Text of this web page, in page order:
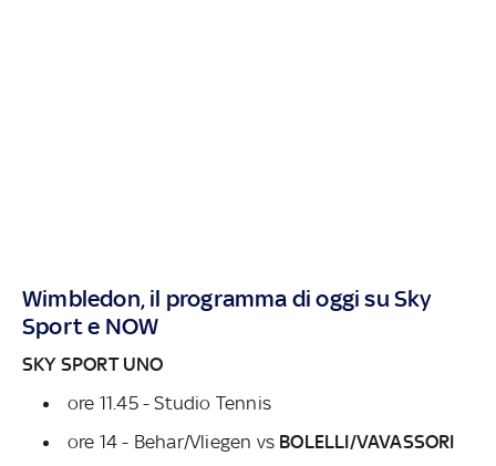
Wimbledon, il programma di oggi su Sky
Sport e NOW
SKY SPORT UNO
ore 11.45 - Studio Tennis
ore 14 - Behar/Vliegen vs BOLELLI/VAVASSORI